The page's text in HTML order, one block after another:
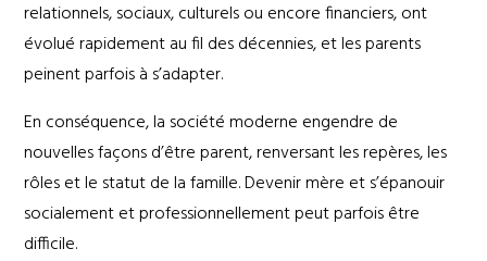
relationnels, sociaux, culturels ou encore financiers, ont
évolué rapidement au fil des décennies, et les parents
peinent parfois à s’adapter.
En conséquence, la société moderne engendre de
nouvelles façons d’être parent, renversant les repères, les
rôles et le statut de la famille. Devenir mère et s’épanouir
socialement et professionnellement peut parfois être
difficile.